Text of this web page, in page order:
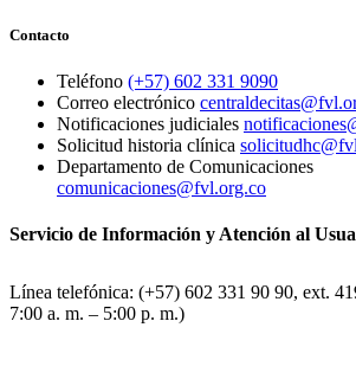
Contacto
Teléfono (+57) 602 331 9090
Correo electrónico
Notificaciones judiciales
Solicitud historia clínica
Departamento de Comunicaciones
comunicaciones@fvl.org.co
Servicio de Información y Atención al
Línea telefónica: (+57) 602 331 90 90, ext.
7:00 a. m. – 5:00 p. m.)